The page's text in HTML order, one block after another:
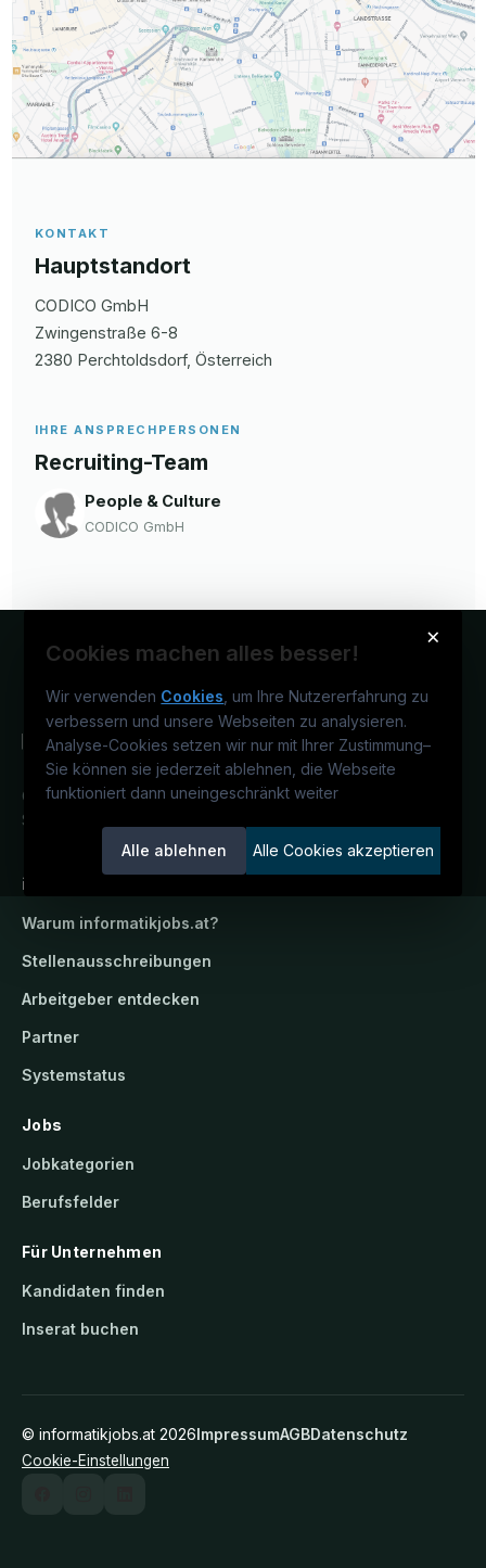
KONTAKT
Hauptstandort
CODICO GmbH
Zwingenstraße 6-8
2380 Perchtoldsdorf, Österreich
IHRE ANSPRECHPERSONEN
Recruiting-Team
People & Culture
CODICO GmbH
×
Cookies machen alles besser!
Wir verwenden Cookies , um Ihre Nutzererfahrung zu
verbessern und unsere Webseiten zu analysieren.
Analyse-Cookies setzen wir nur mit Ihrer Zustimmung–
Sie können sie jederzeit ablehnen, die Webseite
funktioniert dann uneingeschränkt weiter
Alle ablehnen Alle Cookies akzeptieren
Österreichs IT-Karriereportal.Ein
Service der candidatis GmbH.
informatikjobs.at
Warum informatikjobs.at?
Stellenausschreibungen
Arbeitgeber entdecken
Partner
Systemstatus
Jobs
Jobkategorien
Berufsfelder
Für Unternehmen
Kandidaten finden
Inserat buchen
© informatikjobs.at 2026ImpressumAGBDatenschutz
Cookie-Einstellungen